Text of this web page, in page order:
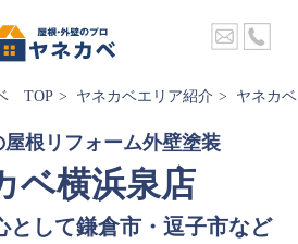
TOP ヤネカベエリア紹介 ヤネカ
根リフォーム外壁塗装
ベ横浜泉店
として鎌倉市・逗子市など